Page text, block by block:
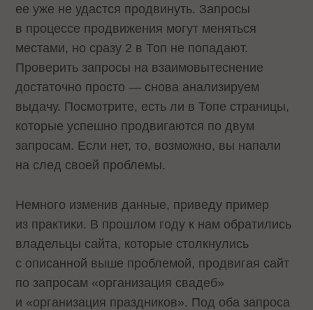
ее уже не удастся продвинуть. Запросы
в процессе продвижения могут меняться
местами, но сразу 2 в Топ не попадают.
Проверить запросы на взаимовытеснение
достаточно просто — снова анализируем
выдачу. Посмотрите, есть ли в Топе страницы,
которые успешно продвигаются по двум
запросам. Если нет, то, возможно, вы напали
на след своей проблемы.
Немного изменив данные, приведу пример
из практики. В прошлом году к нам обратились
владельцы сайта, которые столкнулись
с описанной выше проблемой, продвигая сайт
по запросам «организация свадеб»
и «организация праздников». Под оба запроса